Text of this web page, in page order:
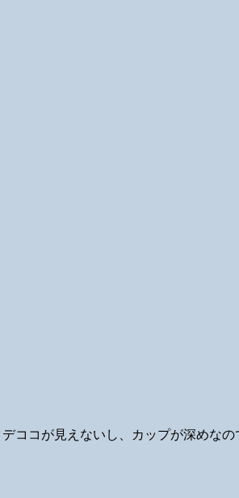
ココが見えないし、カップが深めなの